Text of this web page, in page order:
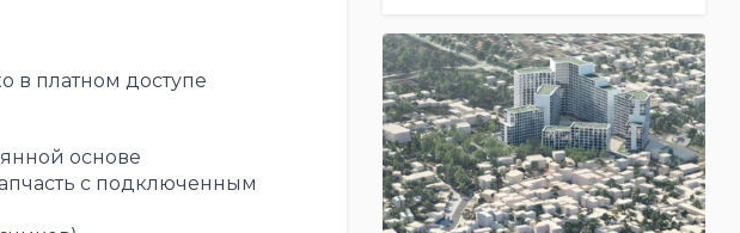
в платном доступе
основе
с подключенным